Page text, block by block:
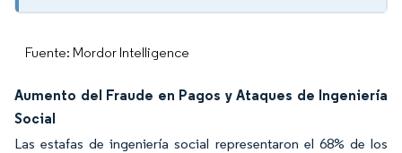
Fuente: Mordor Intelligence
Aumento del Fraude en Pagos y Ataques de Ingeniería
Social
Las estafas de ingeniería social representaron el 68% de los